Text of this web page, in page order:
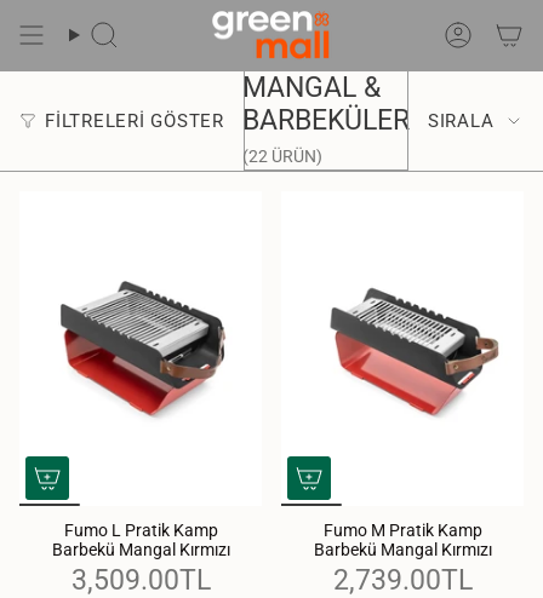
Git
Ara Hesap
FILTRELERI GÖSTER
MANGAL &
BARBEKÜLER
(22 ÜRÜN)
SIRALA
Fumo L Pratik Kamp
Barbekü Mangal Kırmızı
3,509.00TL
Fumo M Pratik Kamp
Barbekü Mangal Kırmızı
2,739.00TL